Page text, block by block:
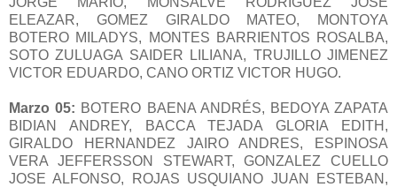
ELEAZAR, GOMEZ GIRALDO MATEO, MONTOYA
BOTERO MILADYS, MONTES BARRIENTOS ROSALBA,
SOTO ZULUAGA SAIDER LILIANA, TRUJILLO JIMENEZ
VICTOR EDUARDO, CANO ORTIZ VICTOR HUGO.
Marzo 05: BOTERO BAENA ANDRÉS, BEDOYA ZAPATA
BIDIAN ANDREY, BACCA TEJADA GLORIA EDITH,
GIRALDO HERNANDEZ JAIRO ANDRES, ESPINOSA
VERA JEFFERSSON STEWART, GONZALEZ CUELLO
JOSE ALFONSO, ROJAS USQUIANO JUAN ESTEBAN,